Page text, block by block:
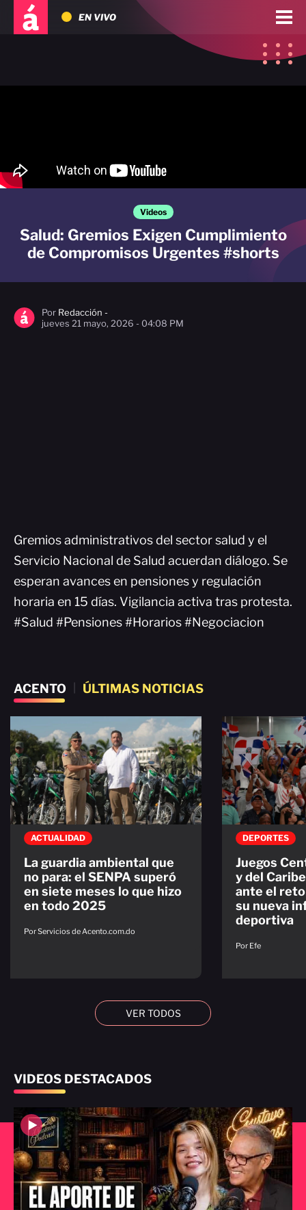
EN VIVO
Videos
Salud: Gremios Exigen Cumplimiento
de Compromisos Urgentes #shorts
Por Redacción -
jueves 21 mayo, 2026 - 04:08 PM
Gremios administrativos del sector salud y el
Servicio Nacional de Salud acuerdan diálogo. Se
esperan avances en pensiones y regulación
horaria en 15 días. Vigilancia activa tras protesta.
#Salud #Pensiones #Horarios #Negociacion
ACENTO ÚLTIMAS NOTICIAS
ACTUALIDAD
La guardia ambiental que
no para: el SENPA superó
en siete meses lo que hizo
en todo 2025
Por Servicios de Acento.com.do
DEPORTES
Juegos
y del
ante el
su nueva
deportiva
Por Efe
VER TODOS
VIDEOS DESTACADOS